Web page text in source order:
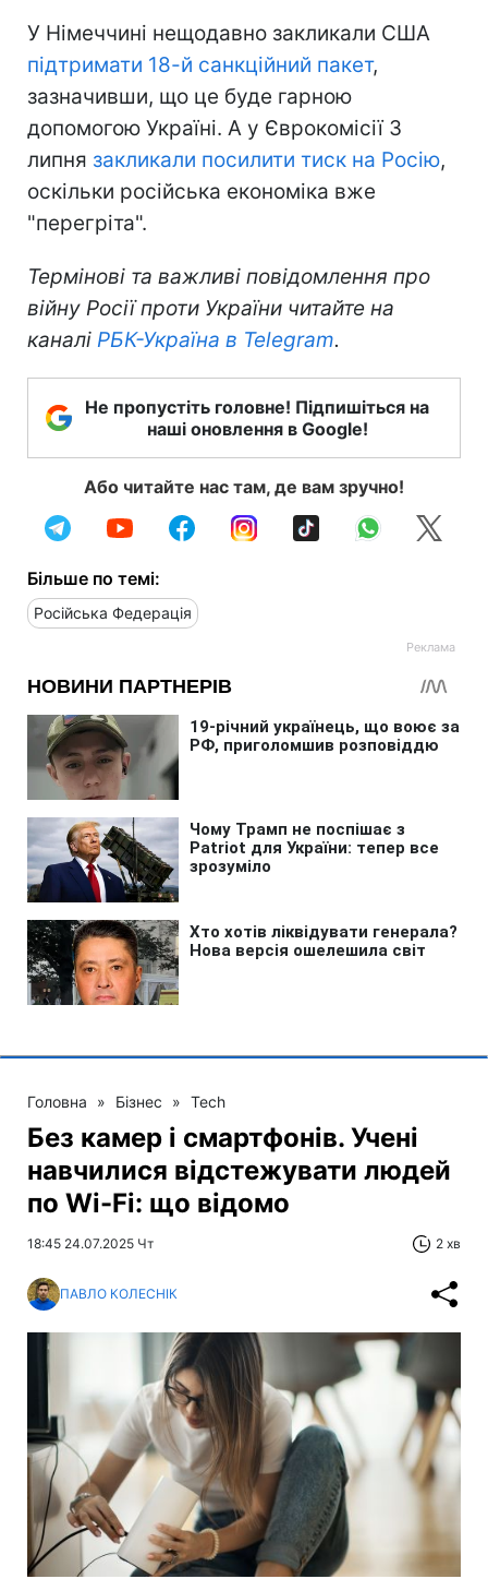
У Німеччині нещодавно закликали США
підтримати 18-й санкційний пакет,
зазначивши, що це буде гарною
допомогою Україні. А у Єврокомісії 3
липня закликали посилити тиск на Росію,
оскільки російська економіка вже
"перегріта".
Термінові та важливі повідомлення про
війну Росії проти України читайте на
каналі РБК-Україна в Telegram.
Не пропустіть головне! Підпишіться на
наші оновлення в Google!
Або читайте нас там, де вам зручно!
Більше по темі:
Російська Федерація
Головна » Бізнес » Tech
Без камер і смартфонів. Учені
навчилися відстежувати людей
по Wi-Fi: що відомо
18:45 24.07.2025 Чт 2 хв
ПАВЛО КОЛЕСНІК